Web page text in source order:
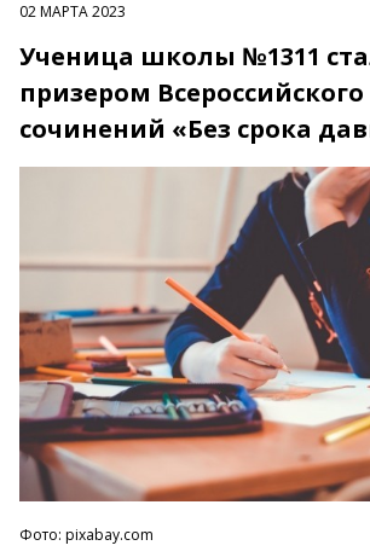
02 МАРТА 2023
Ученица школы №1311
призером Всероссийского
сочинений «Без срока
Фото: pixabay.com